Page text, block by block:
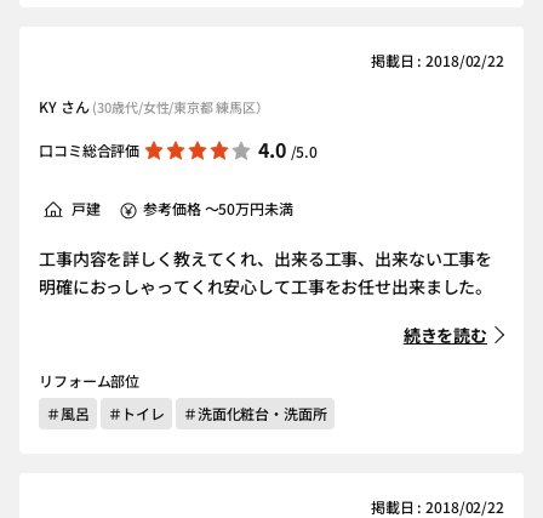
掲載日 : 2018/02/22
KY さん(30歳代/女性/東京都 練馬区）
口コミ総合評価 4.0 /5.0
戸建 参考価格 ～50万円未満
工事内容を詳しく教えてくれ、出来る工事、出来ない工事を
明確におっしゃってくれ安心して工事をお任せ出来ました。
続きを読む
リフォーム部位
＃風呂
＃トイレ ＃洗面化粧台・洗面所
掲載日 : 2018/02/22